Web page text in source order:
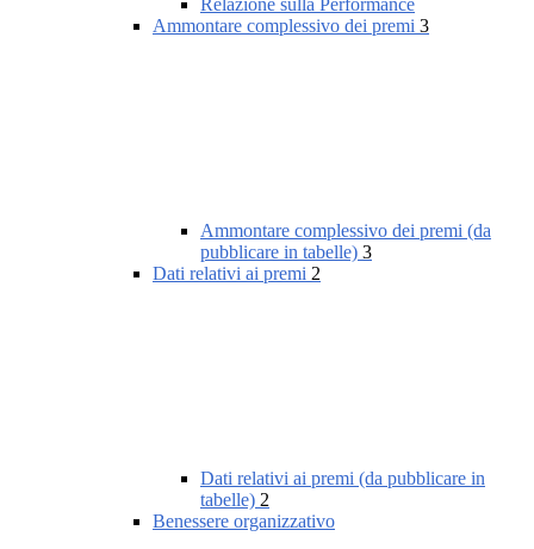
Relazione sulla Performance
Ammontare complessivo dei premi 3
Ammontare complessivo dei premi (da
pubblicare in tabelle) 3
Dati relativi ai premi 2
Dati relativi ai premi (da pubblicare in
tabelle) 2
Benessere organizzativo